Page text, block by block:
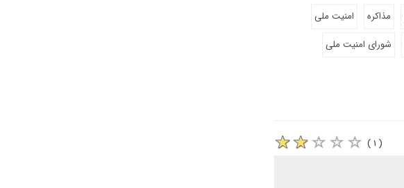
مذاکره
امنیت ملی
شورای امنیت ملی
( ۱ )